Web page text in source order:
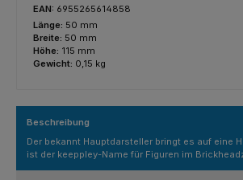
EAN: 6955265614858
Länge: 50 mm
Breite: 50 mm
Höhe: 115 mm
Gewicht: 0,15 kg
Beschreibung
Der bekannt Hauptdarsteller bringt es auf eine
ist der keeppley-Name für Figuren im